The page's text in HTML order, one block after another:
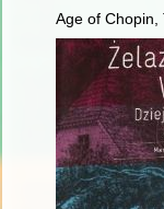
Age of Chopin,